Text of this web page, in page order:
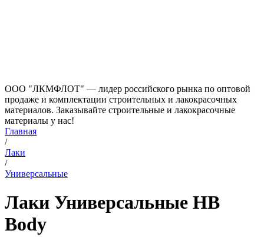
ООО "ЛКМФЛОТ" — лидер российского рынка по оптовой
продаже и комплектации строительных и лакокрасочных
материалов. Заказывайте строительные и лакокрасочные
материалы у нас!
Главная
/
Лаки
/
Универсальные
Лаки Универсальные HB
Body